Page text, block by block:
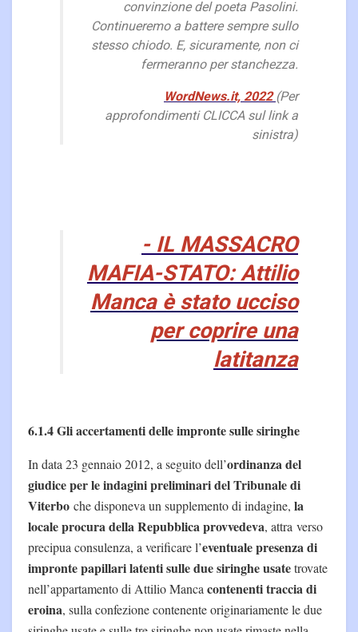
convinzione del poeta Pasolini.
Continueremo a battere sempre sullo
stesso chiodo. E, sicuramente, non ci
fermeranno per stanchezza.
WordNews.it, 2022 (Per
approfondimenti CLICCA sul link a
sinistra)
- IL MASSACRO
MAFIA-STATO: Attilio
Manca è stato ucciso
per coprire una
latitanza
6.1.4 Gli accertamenti delle impronte sulle siringhe
In data 23 gennaio 2012, a seguito dell’ordinanza del
giudice per le indagini preliminari del Tribunale di
Viterbo che disponeva un supple­mento di indagine, la
locale procura della Repubblica provvedeva, attra verso
precipua consulenza, a verificare l’eventuale presenza di
impronte papillari latenti sulle due siringhe usatetrovate
nell’appartamento di Attilio Manca contenenti traccia di
eroina, sulla confezione contenente originariamente le due